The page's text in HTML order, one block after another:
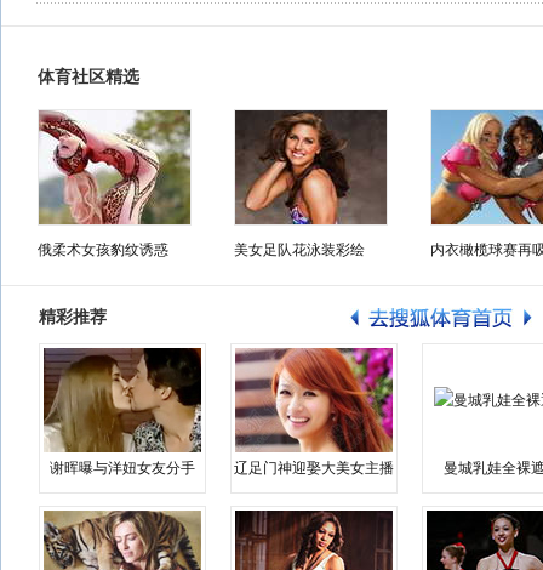
体育社区精选
俄柔术女孩豹纹诱惑 美女足队花泳装彩绘 内衣橄榄球赛再
精彩推荐
谢晖曝与洋妞女友分手 辽足门神迎娶大美女主播 曼城乳娃全裸